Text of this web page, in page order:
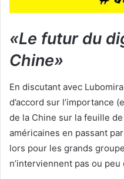
«Le futur du
Chine»
En discutant avec
d’accord sur l’importance
de la Chine sur la feuille
américaines en passant par
lors pour les grands
n’interviennent pas ou peu